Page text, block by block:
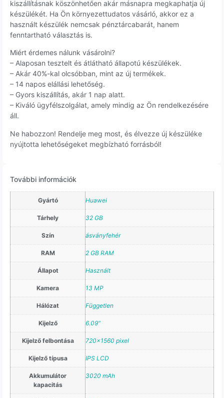
kiszállításnak köszönhetően akár másnapra megkaphatja új
készülékét. Ha Ön környezettudatos vásárló, akkor ez a
használt készülék nemcsak pénztárcabarát, hanem
fenntartható választás is.
Miért érdemes nálunk vásárolni?
– Alaposan tesztelt és átlátható állapotú készülékek.
– Akár 40%-kal olcsóbban, mint az új termékek.
– 14 napos elállási lehetőség.
– Gyors kiszállítás, akár 1 nap alatt.
– Kiváló ügyfélszolgálat, amely mindig az Ön rendelkezésére
áll.
Ne habozzon! Rendelje meg most, és élvezze új készüléke
nyújtotta lehetőségeket megbízható forrásból!
További információk
Gyártó Huawei
Tárhely 32 GB
Szín ásványfehér
RAM 2 GB RAM
Állapot Használt
Kamera 13 MP
Hálózat Független
Kijelző 6.09"
Kijelző felbontása 720×1560 pixel
Kijelző típusa IPS LCD
Akkumulátor
kapacitás
3020 mAh